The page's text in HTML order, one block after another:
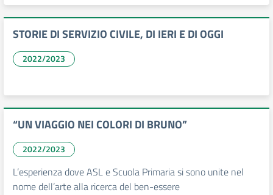
STORIE DI SERVIZIO CIVILE, DI IERI E DI OGGI
2022/2023
“UN VIAGGIO NEI COLORI DI BRUNO”
2022/2023
L’esperienza dove ASL e Scuola Primaria si sono unite nel
nome dell’arte alla ricerca del ben-essere